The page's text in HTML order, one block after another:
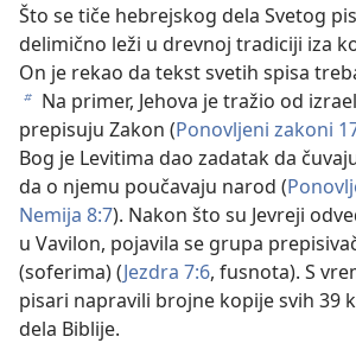
Što se tiče hebrejskog dela Svetog
delimično leži u drevnoj tradiciji iza
On je rekao da tekst svetih spisa
b Na primer, Jehova je tražio od
prepisuju Zakon (Ponovljeni zakoni
Bog je Levitima dao zadatak da
da o njemu poučavaju narod (
Nemija 8:7). Nakon što su Jevreji
u Vavilon, pojavila se grupa
(soferima) (Jezdra 7:6, fusnota). S
pisari napravili brojne kopije svih 39
dela Biblije.